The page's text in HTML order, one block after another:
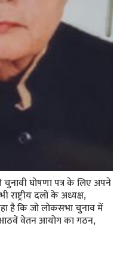
घोषणा पत्र के लिए अपने
दलों के अध्यक्ष,
है कि जो लोकसभा चुनाव में
आठवें वेतन आयोग का गठन,